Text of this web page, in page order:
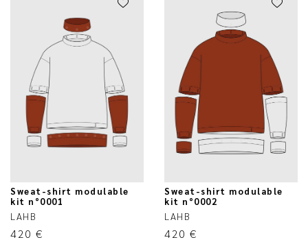
Sweat-shirt modulable
kit n°0001
LAHB
420 €
Sweat-shirt modulable
kit n°0002
LAHB
420 €